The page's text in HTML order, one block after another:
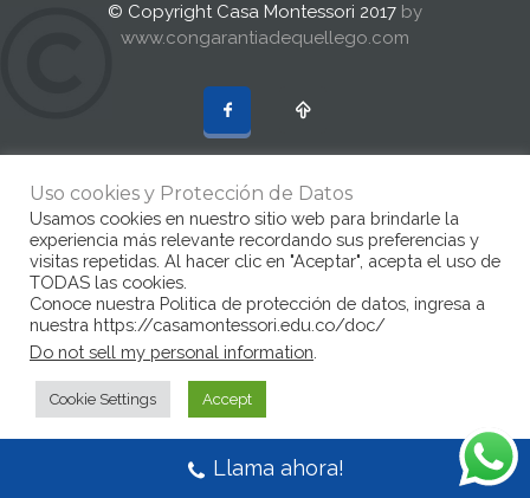
© Copyright Casa Montessori 2017 by
www.congarantiadequellego.com
Uso cookies y Protección de Datos
Usamos cookies en nuestro sitio web para brindarle la
experiencia más relevante recordando sus preferencias y
visitas repetidas. Al hacer clic en "Aceptar", acepta el uso de
TODAS las cookies.
Conoce nuestra Politica de protección de datos, ingresa a
nuestra https://casamontessori.edu.co/doc/
Do not sell my personal information
Cookie Settings Accept
Llama ahora!